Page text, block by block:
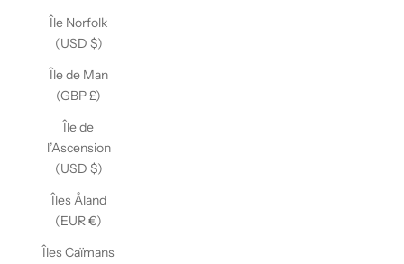
Île Norfolk
(USD $)
Île de Man
(GBP £)
Île de
l’Ascension
(USD $)
Îles Åland
(EUR €)
Îles Caïmans